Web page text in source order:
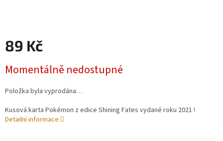
89 Kč
cena:
Momentálně nedostupné
Položka byla vyprodána…
Kusová karta Pokémon z edice Shining Fates vydané roku 2021 !
Detailní informace